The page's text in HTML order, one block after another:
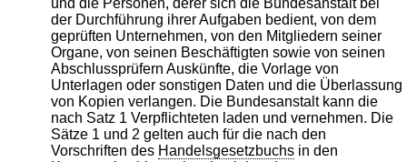
der Durchführung ihrer Aufgaben bedient, von dem
geprüften Unternehmen, von den Mitgliedern seiner
Organe, von seinen Beschäftigten sowie von seinen
Abschlussprüfern Auskünfte, die Vorlage von
Unterlagen oder sonstigen Daten und die Überlassung
von Kopien verlangen. Die Bundesanstalt kann die
nach Satz 1 Verpflichteten laden und vernehmen. Die
Sätze 1 und 2 gelten auch für die nach den
Vorschriften des Handelsgesetzbuchsin den